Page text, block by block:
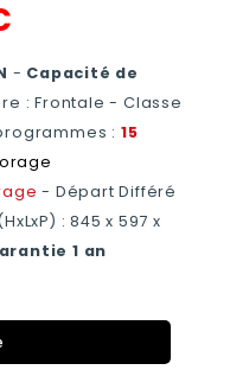
- Capacité de
:Frontale- Classe
: 15
- Départ Différé
: 845 x 597 x
1 an